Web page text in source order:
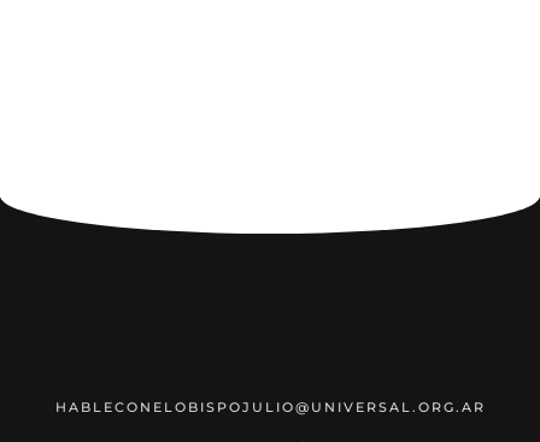
HABLECONELOBISPOJULIO@UNIVERSAL.ORG.AR